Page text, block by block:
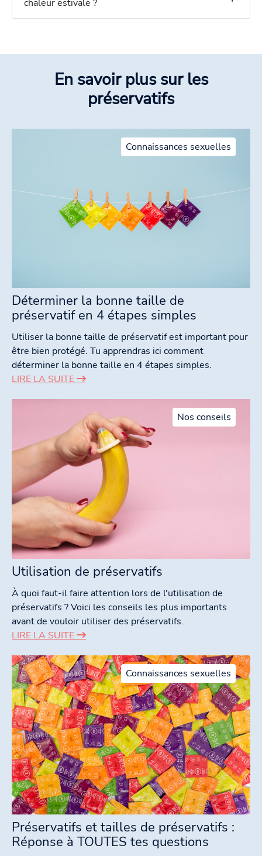
chaleur estivale ?
En savoir plus sur les
préservatifs
Connaissances sexuelles
Déterminer la bonne taille de
préservatif en 4 étapes simples
Utiliser la bonne taille de préservatif est important pour
être bien protégé. Tu apprendras ici comment
déterminer la bonne taille en 4 étapes simples.
LIRE LA SUITE
Nos conseils
Utilisation de préservatifs
À quoi faut-il faire attention lors de l'utilisation de
préservatifs ? Voici les conseils les plus importants
avant de vouloir utiliser des préservatifs.
LIRE LA SUITE
Connaissances sexuelles
Préservatifs et tailles de préservatifs :
Réponse à TOUTES tes questions